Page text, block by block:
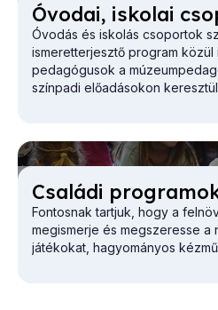
Óvo­dai, is­ko­lai
Óvodás és iskolás csoportok
ismeretterjesztő program közül
pedagógusok a
színpadi előadásokon
Csa­lá­di
Fontosnak tartjuk, hogy a
megismerje és megszeresse a
játékokat, hagyományos